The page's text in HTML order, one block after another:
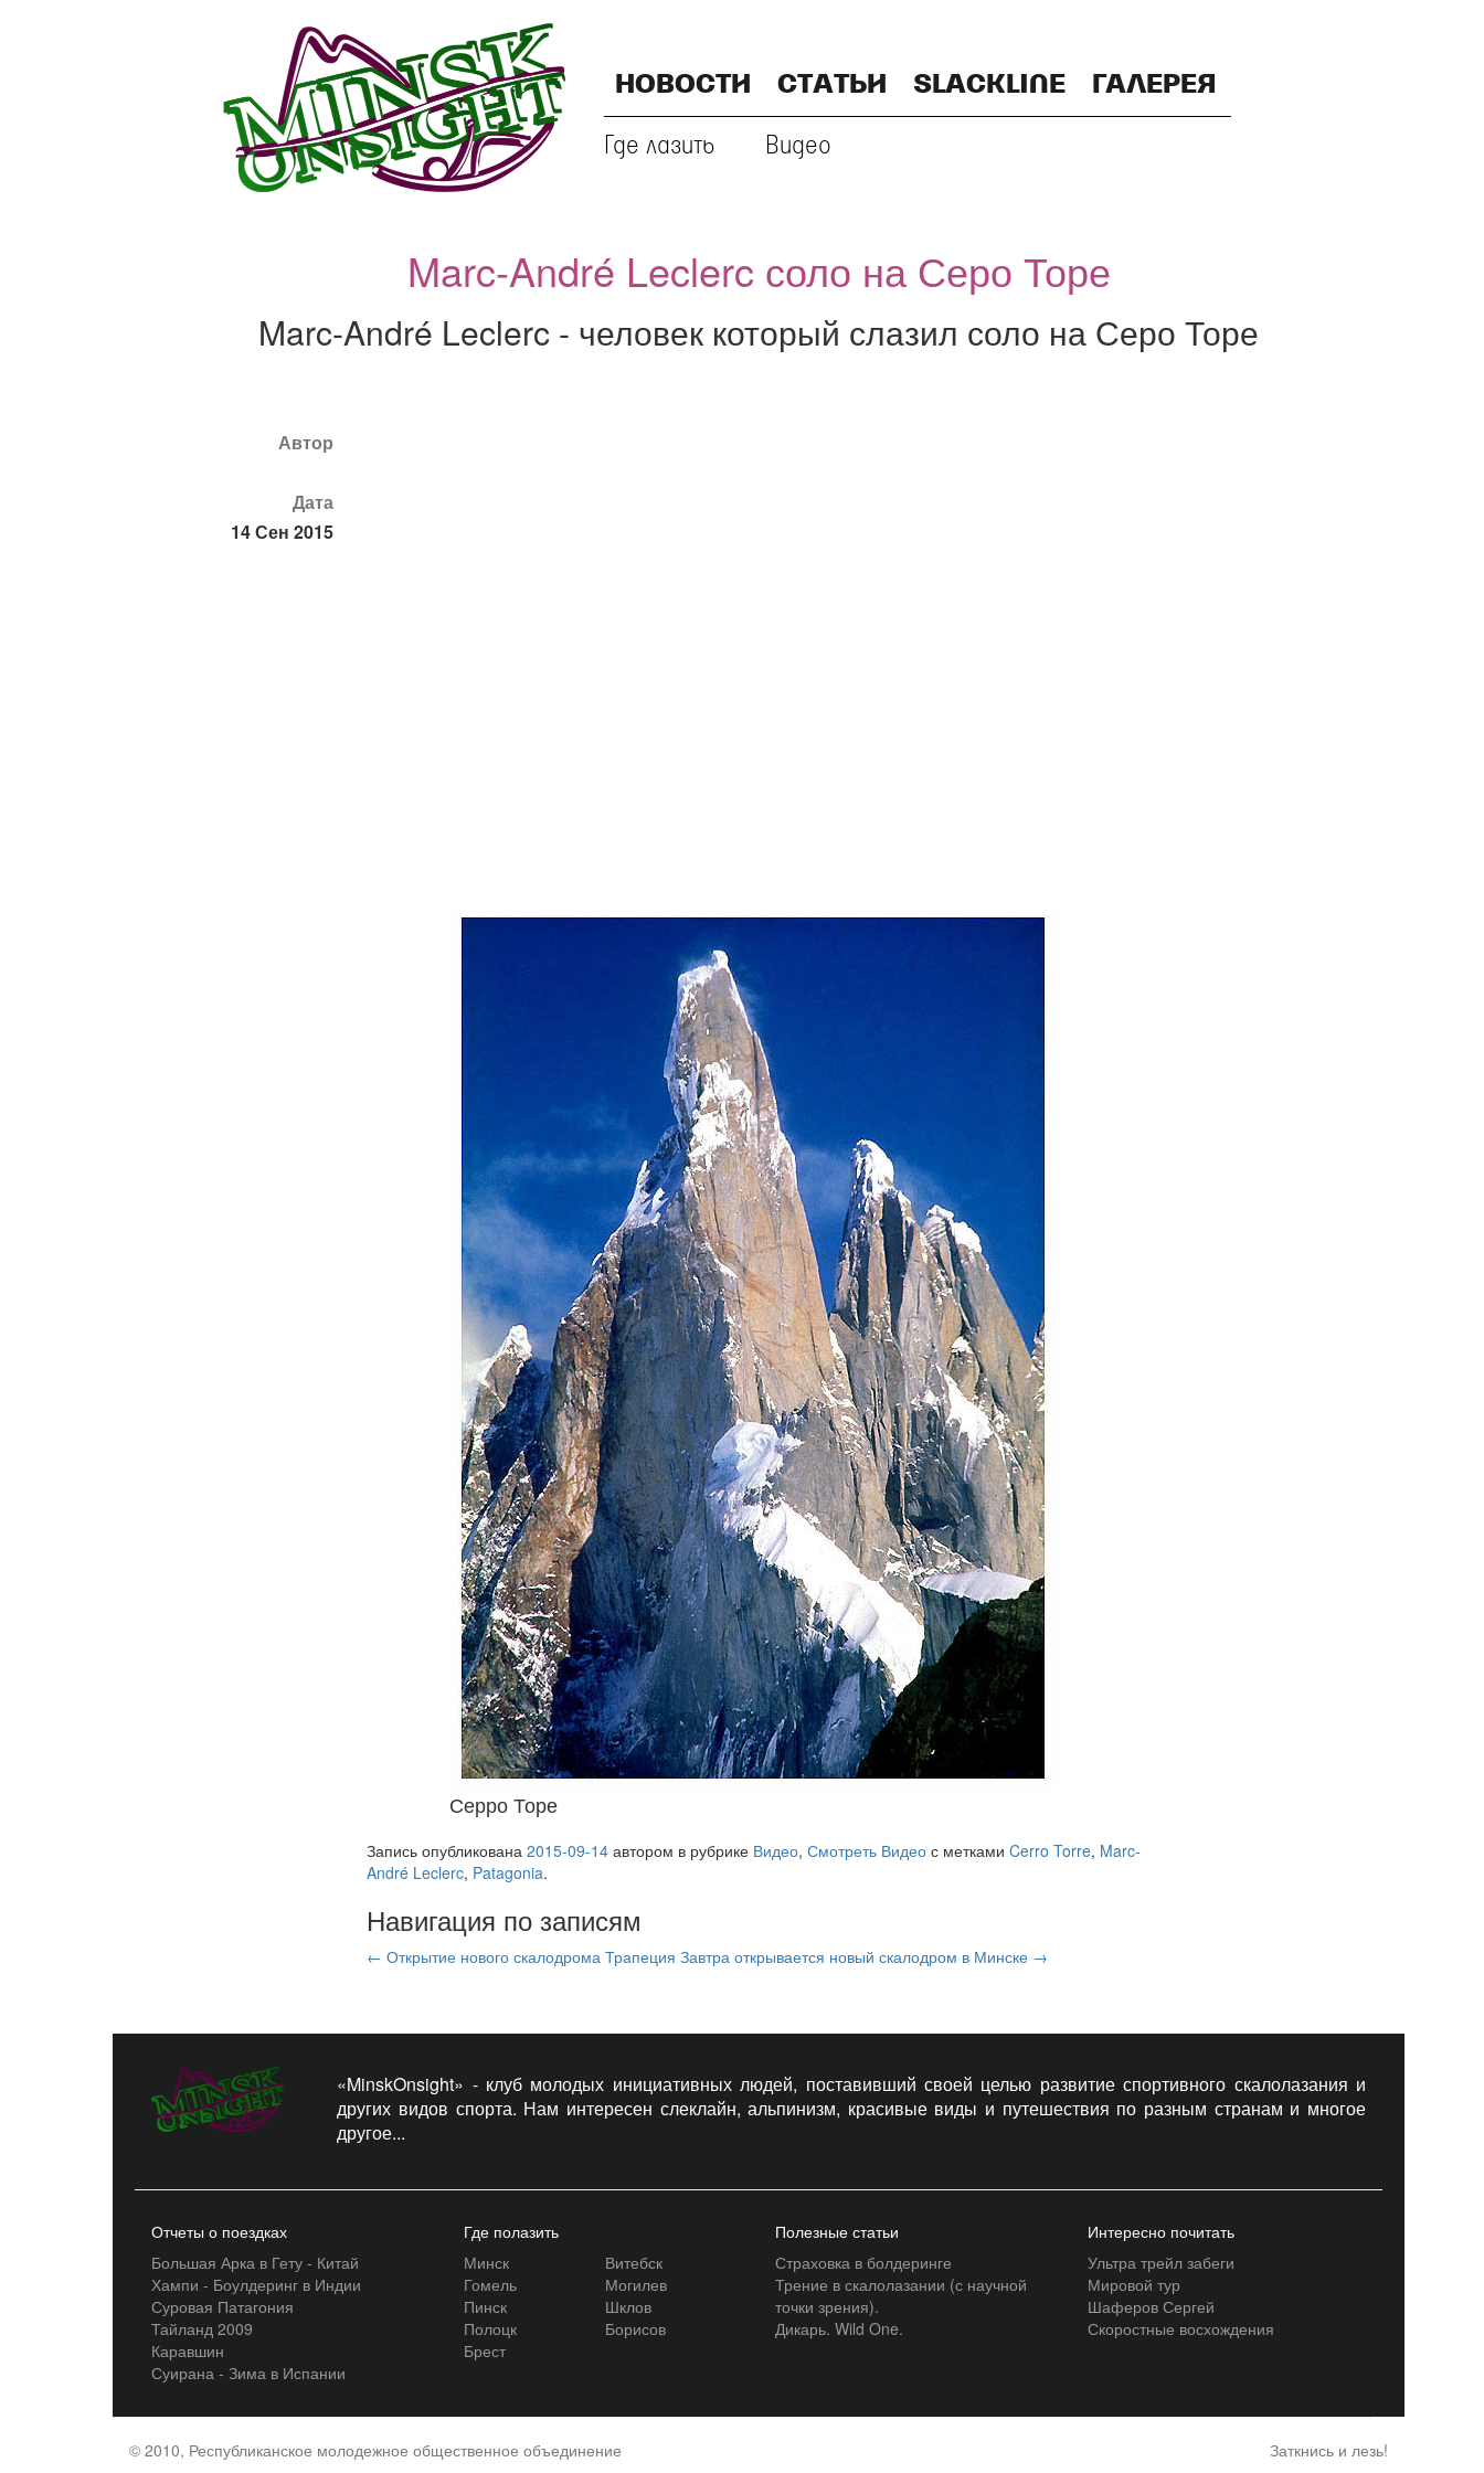
НОВОСТИ СТАТЬИ SLACKLINE ГАЛЕРЕЯ
Где лазить Видео
Marc-André Leclerc соло на Серо Торе
Marc-André Leclerc - человек который слазил соло на Серо Торе
Автор
Дата
14 Сен 2015
Серро Торе
Запись опубликована 2015-09-14 автором в рубрике Видео, Смотреть Видео с метками Cerro Torre, Marc-
André Leclerc, Patagonia.
Навигация по записям
← Открытие нового скалодрома Трапеция Завтра открывается новый скалодром в Минске →
«MinskOnsight» - клуб молодых инициативных людей, поставивший своей целью развитие спортивного скалолазания и
других видов спорта. Нам интересен слеклайн, альпинизм, красивые виды и путешествия по разным странам и многое
другое...
Отчеты о поездках
Большая Арка в Гету - Китай
Хампи - Боулдеринг в Индии
Суровая Патагония
Тайланд 2009
Каравшин
Суирана - Зима в Испании
Где полазить
Минск
Витебск
Гомель
Могилев
Пинск
Шклов
Полоцк
Борисов
Брест
Полезные статьи
Страховка в болдеринге
Трение в скалолазании (с научной
точки зрения).
Дикарь. Wild One.
Интересно почитать
Ультра трейл забеги
Мировой тур
Шаферов Сергей
Скоростные восхождения
© 2010, Республиканское молодежное общественное объединение
Заткнись и лезь!